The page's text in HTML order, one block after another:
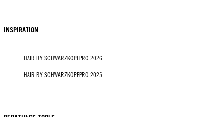
INSPIRATION
HAIR BY SCHWARZKOPFPRO 2026
HAIR BY SCHWARZKOPFPRO 2025